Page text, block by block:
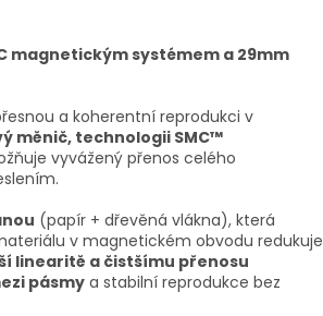
magnetickým systémem a 29mm
a koherentní reprodukci v
měnič, technologii SMC™
vyvážený přenos celého
(papír + dřevěná vlákna), která
v magnetickém obvodu redukuje
linearitě a čistšímu přenosu
pásmy a stabilní reprodukce bez